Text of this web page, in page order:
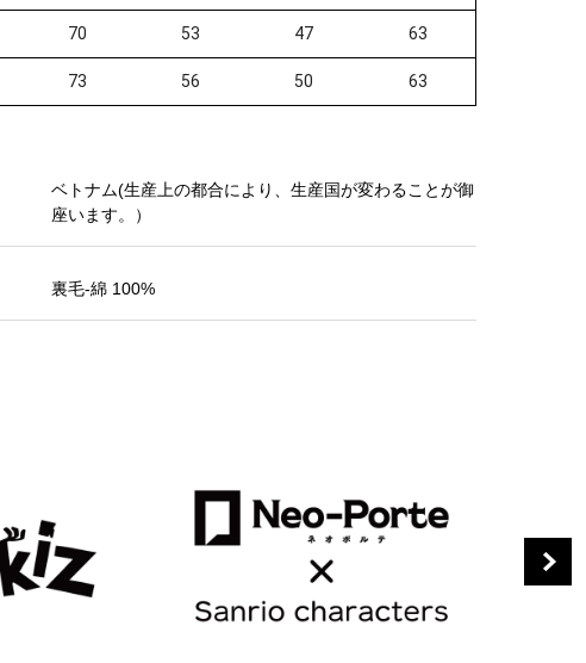
70 53 47 63
73 56 50 63
ベトナム(生産上の都合により、生産国が変わることが御
座います。）
裏毛-綿 100%